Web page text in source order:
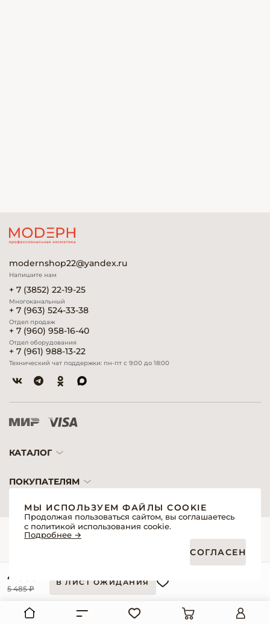
4 385 ₽
5 485 ₽
В ЛИСТ ОЖИДАНИЯ
modernshop22@yandex.ru
Напишите нам
+ 7 (3852) 22-19-25
Многоканальный
+ 7 (963) 524-33-38
Отдел продаж
+ 7 (960) 958-16-40
Отдел оборудования
+ 7 (961) 988-13-22
Технический чат поддержки: пн-пт с 9:00 до 18:00
КАТАЛОГ
ПОКУПАТЕЛЯМ
© 2026 «Модерн»— Косметика и оборудование для профессионалов
Публичная оферта интернет-магазина для профессиональных участников
Согласие на обработку персональных данных
Реквизиты
Создание сайтов
МЫ ИСПОЛЬЗУЕМ ФАЙЛЫ COOKIE
Продолжая пользоваться сайтом, вы соглашаетесь
с политикой использования cookie.
Подробнее →
СОГЛАСЕН